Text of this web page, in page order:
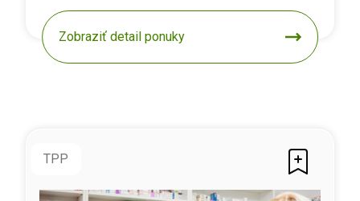
Zobraziť detail ponuky
TPP